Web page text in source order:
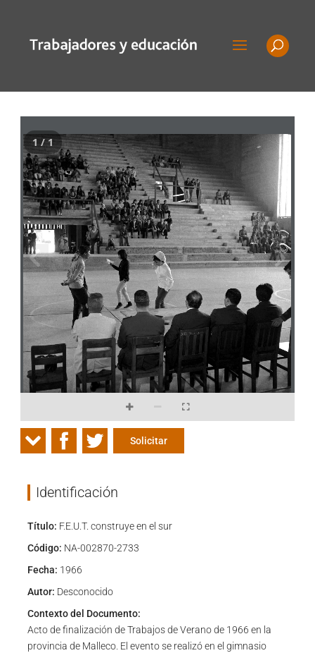
1 / 1
Solicitar
Identificación
Título: F.E.U.T. construye en el sur
Código: NA-002870-2733
Fecha: 1966
Autor: Desconocido
Contexto del Documento:
Acto de finalización de Trabajos de Verano de 1966 en la
provincia de Malleco. El evento se realizó en el gimnasio